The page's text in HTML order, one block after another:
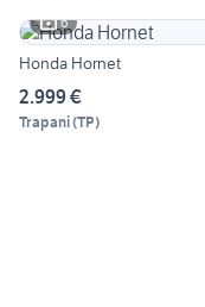
6
Honda Hornet
2.999 €
Trapani(TP)